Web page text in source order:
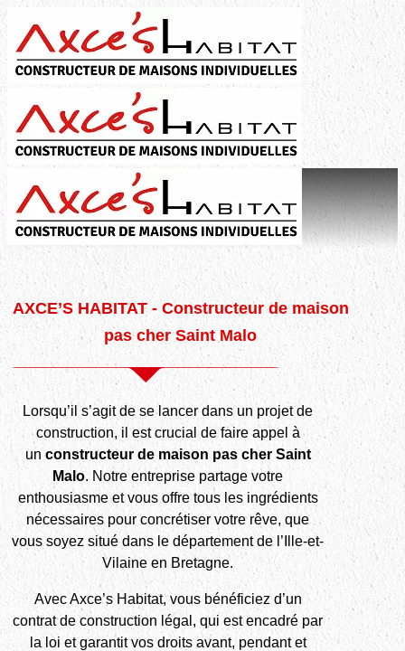
AXCE’S HABITAT - Constructeur de maison
pas cher Saint Malo
Lorsqu’il s’agit de se lancer dans un projet de
construction, il est crucial de faire appel à
un constructeur de maison pas cher Saint
Malo. Notre entreprise partage votre
enthousiasme et vous offre tous les ingrédients
nécessaires pour concrétiser votre rêve, que
vous soyez situé dans le département de l’Ille-et-
Vilaine en Bretagne.
Avec Axce’s Habitat, vous bénéficiez d’un
contrat de construction légal, qui est encadré par
la loi et garantit vos droits avant, pendant et